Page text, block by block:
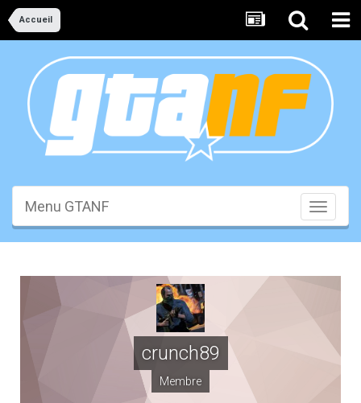
Accueil
Toggle
Menu GTANF
crunch89
Membre